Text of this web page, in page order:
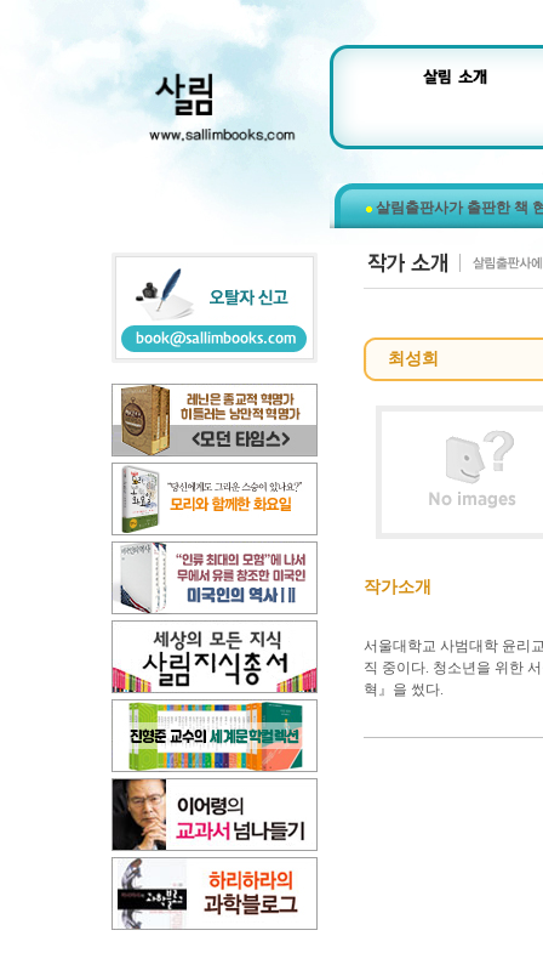
살림출판사가 출판한 책
최성희
작가소개
서울대학교 사범대학 윤리
직 중이다. 청소년을 위한
혁』을 썼다.